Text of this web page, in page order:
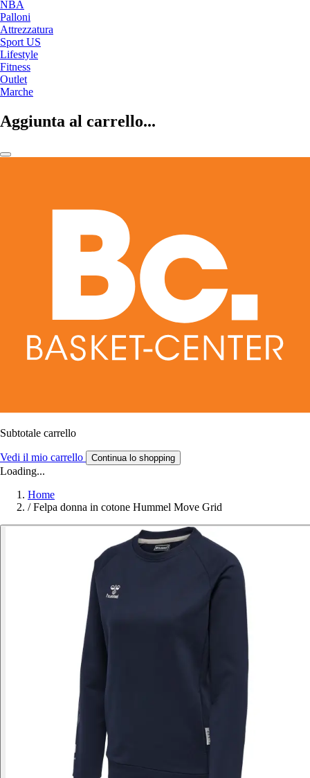
NBA
Palloni
Attrezzatura
Sport US
Lifestyle
Fitness
Outlet
Marche
Aggiunta al carrello...
Subtotale carrello
Vedi il mio carrello Continua lo shopping
Loading...
Home
/ Felpa donna in cotone Hummel Move Grid